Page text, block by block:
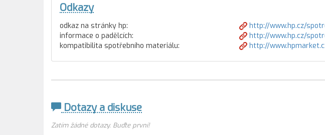
Odkazy
odkaz na stránky hp:
http://www.hp.cz/
informace o padělcích:
http://www.hp.cz/
kompatibilita spotřebního materiálu:
http://
Dotazy a diskuse
Zatím žádné dotazy. Buďte první!